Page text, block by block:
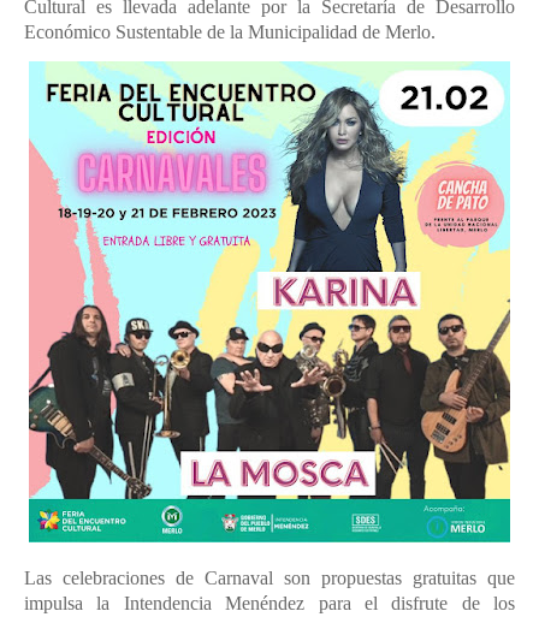
Cultural es llevada adelante por la Secretaría de Desarrollo
Económico Sustentable de la Municipalidad de Merlo.
Las celebraciones de Carnaval son propuestas gratuitas que
impulsa la Intendencia Menéndez para el disfrute de los